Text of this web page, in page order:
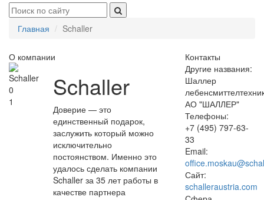
Главная Schaller
О компании
0
1
Schaller
Доверие — это
единственный подарок,
заслужить который можно
исключительно
постоянством. Именно это
удалось сделать компании
Schallerза 35 лет работы в
качестве партнера
Контакты
Другие названия:
Шаллер
АО "ШАЛЛЕР"
Телефоны:
+7 (495) 797-63-
33
Email:
Сайт:
schalleraustria.com